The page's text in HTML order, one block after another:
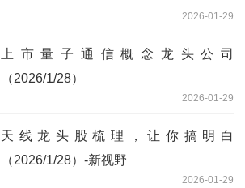
2026-01-29
上市量子通信概念龙头公司
（2026/1/28）
2026-01-29
天线龙头股梳理，让你搞明白
（2026/1/28）-新视野
2026-01-29